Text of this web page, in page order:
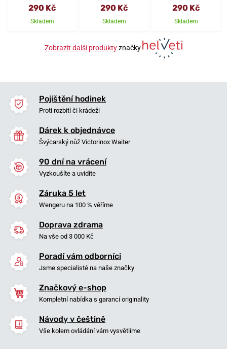
290 Kč
Skladem
290 Kč
Skladem
290 Kč
Skladem
Zobrazit další produktyznačky
Pojištění hodinek
Proti rozbití či krádeži
Dárek k objednávce
Švýcarský nůž Victorinox Waiter
90 dní na vrácení
Vyzkoušíte a uvidíte
Záruka 5 let
Wengeru na 100 % věříme
Doprava zdrama
Na vše od 3 000 Kč
Poradí vám odborníci
Jsme specialisté na naše značky
Značkový e-shop
Kompletní nabídka s garancí originality
Návody v češtině
Vše kolem ovládání vám vysvětlíme